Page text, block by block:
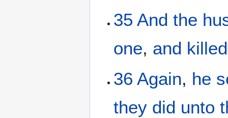
35 And the
one, and killed
36 Again, he
they did unto